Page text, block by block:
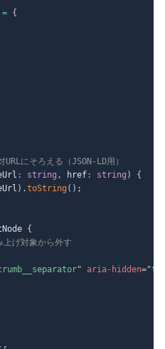
= {
にそろえる（JSON-LD用）
: string , href : string )
{
) .toString ( ) ;
{
げ対象から外す
" aria-hidden="